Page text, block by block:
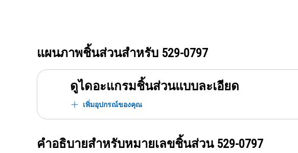
แผนภาพชิ้นส่วนสำหรับ 529-0797
ดูไดอะแกรมชิ้นส่วนแบบละเอียด
เพิ่มอุปกรณ์ของคุณ
คำอธิบายสำหรับหมายเลขชิ้นส่วน 529-0797